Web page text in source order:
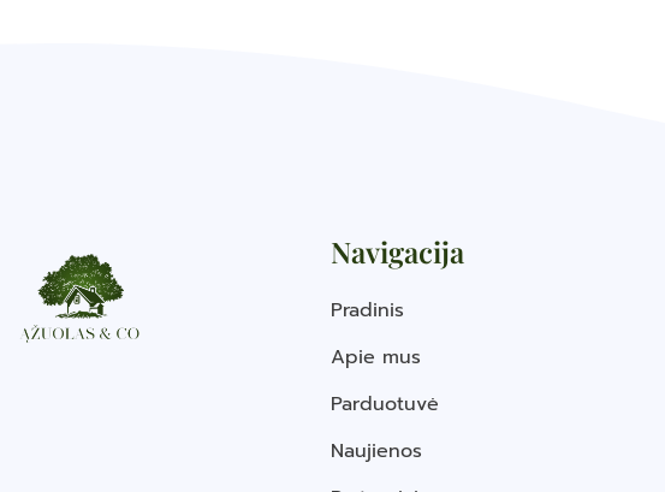
Navigacija
Pradinis
Apie mus
Parduotuvė
Naujienos